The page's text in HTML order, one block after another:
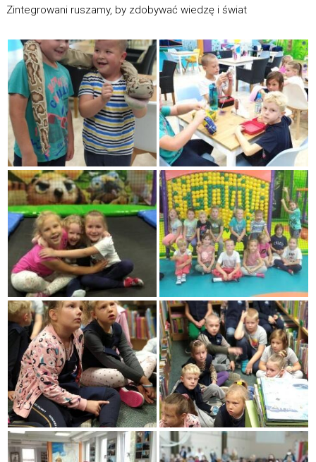
Zintegrowani ruszamy, by zdobywać wiedzę i świat